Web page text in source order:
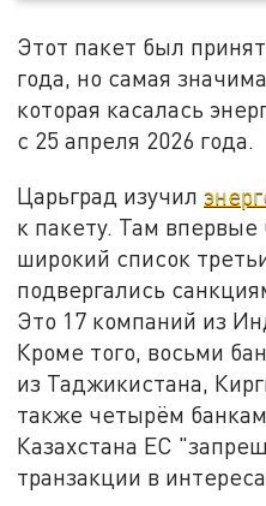
Этот пакет был
года, но самая
которая касалась
с 25 апреля 2026 года.
Царьград изучил
к пакету. Там
широкий список
подвергались
Это 17 компаний из
Кроме того, восьми
из Таджикистана,
также четырём
Казахстана ЕС
транзакции в